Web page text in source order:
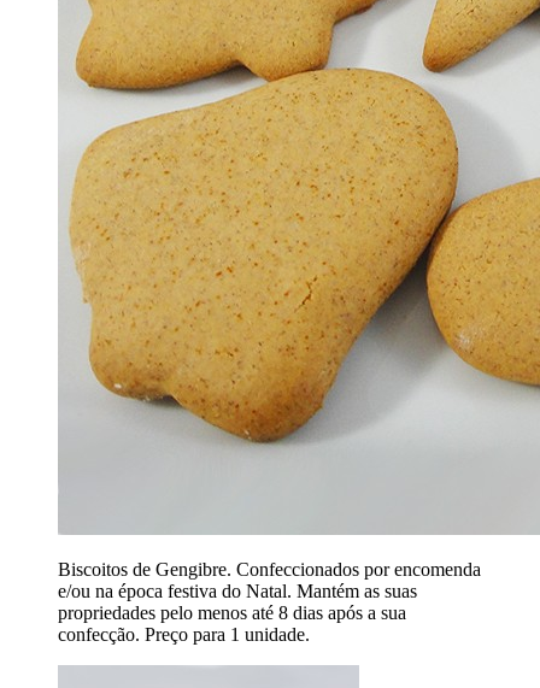
Biscoitos de Gengibre. Confeccionados por encomenda
e/ou na época festiva do Natal. Mantém as suas
propriedades pelo menos até 8 dias após a sua
confecção. Preço para 1 unidade.